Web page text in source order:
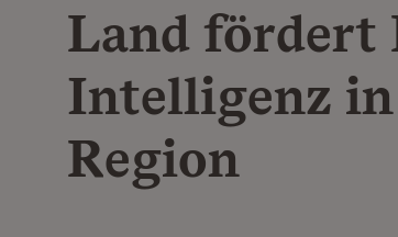
Land fördert
Intelligenz in
Region